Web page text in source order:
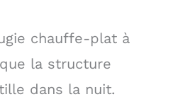
chauffe-plat à
la structure
dans la nuit.